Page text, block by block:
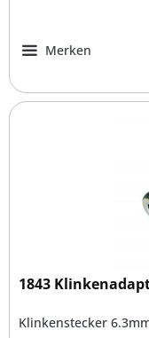
Merken
1843
Klinkenstecker